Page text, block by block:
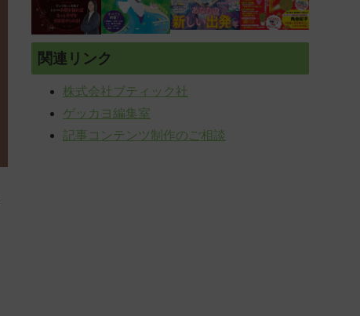
関連リンク
株式会社ブティック社
ゲッカヨ編集室
記事コンテンツ制作のご相談